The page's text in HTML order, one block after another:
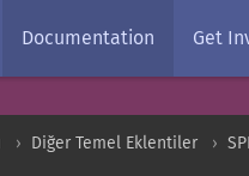
Documentation Get
Diğer Temel Eklentiler